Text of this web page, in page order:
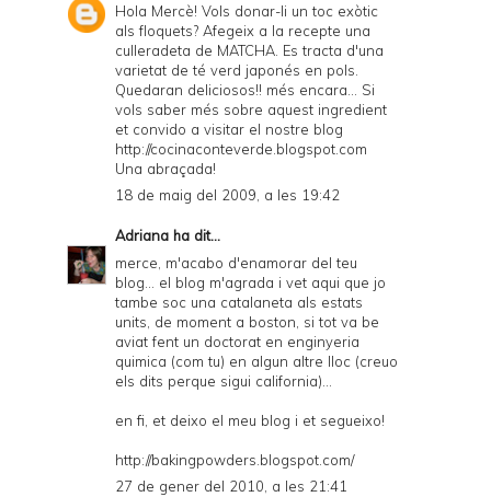
Hola Mercè! Vols donar-li un toc exòtic
als floquets? Afegeix a la recepte una
culleradeta de MATCHA. Es tracta d'una
varietat de té verd japonés en pols.
Quedaran deliciosos!! més encara... Si
vols saber més sobre aquest ingredient
et convido a visitar el nostre blog
http://cocinaconteverde.blogspot.com
Una abraçada!
18 de maig del 2009, a les 19:42
Adriana ha dit...
merce, m'acabo d'enamorar del teu
blog... el blog m'agrada i vet aqui que jo
tambe soc una catalaneta als estats
units, de moment a boston, si tot va be
aviat fent un doctorat en enginyeria
quimica (com tu) en algun altre lloc (creuo
els dits perque sigui california)...
en fi, et deixo el meu blog i et segueixo!
http://bakingpowders.blogspot.com/
27 de gener del 2010, a les 21:41